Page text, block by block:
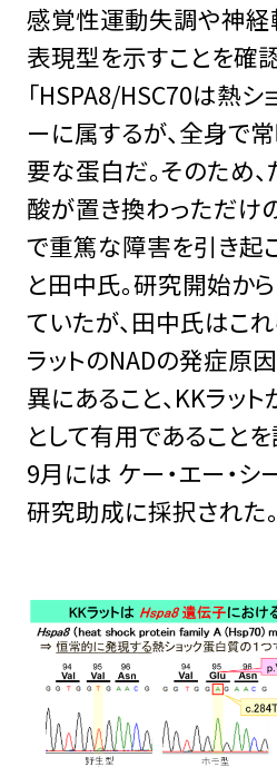
感覚性運動失調や神
表現型を示すことを確認
「HSPA8/HSC70は熱シ
ーに属するが、全身で
要な蛋白だ。そのため
酸が置き換わっただけ
で重篤な障害を引き起
と田中氏。研究開始か
ていたが、田中氏はこ
ラットのNADの発症原
異にあること、KKラッ
として有用であること
9月には ケー・エー・
研究助成に採択された。